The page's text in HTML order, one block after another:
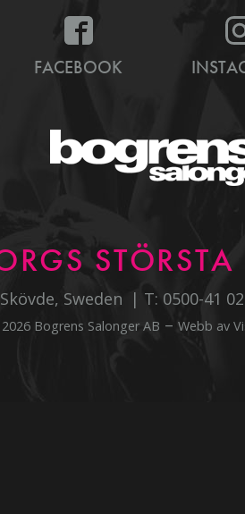
FACEBOOK
STÖRSTA
Sweden T: 0500-41
Bogrens Salonger AB – Webb av